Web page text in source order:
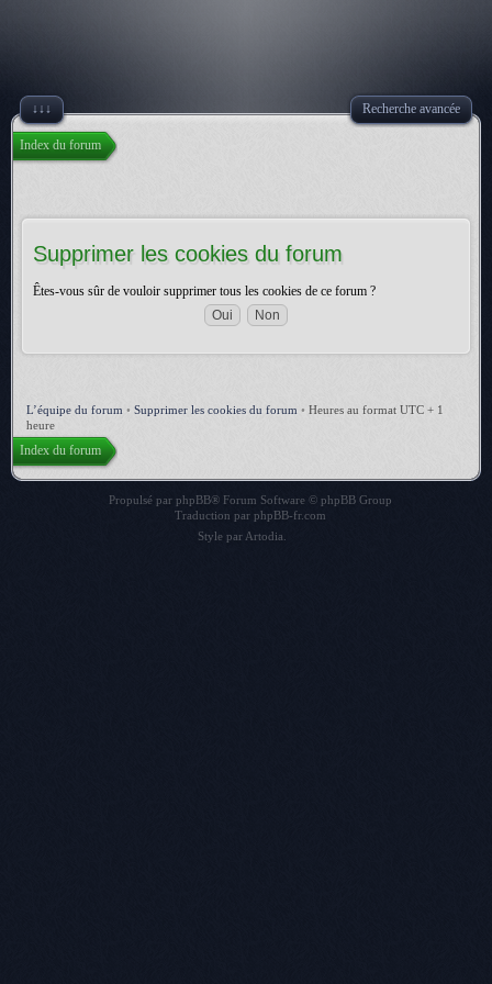
↓↓↓ Recherche avancée
Index du forum
Supprimer les cookies du forum
Êtes-vous sûr de vouloir supprimer tous les cookies de ce forum ?
L’équipe du forum • Supprimer les cookies du forum • Heures au format UTC + 1
heure
Index du forum
Propulsé par phpBB® Forum Software © phpBB Group
Traduction par phpBB-fr.com
Style par Artodia